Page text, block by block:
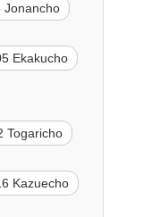
Jonancho
Ekakucho
Togaricho
Kazuecho